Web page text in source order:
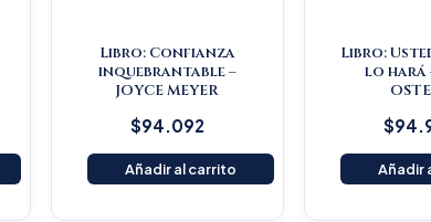
Libro: Confianza
inquebrantable –
JOYCE MEYER
$94.092
Añadir al carrito
Libro:
lo hará
$
Añadir